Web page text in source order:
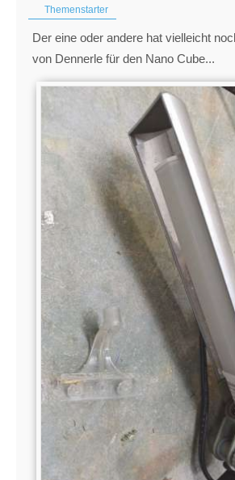
Themenstarter
Der eine oder andere hat vielleicht
von Dennerle für den Nano Cube...